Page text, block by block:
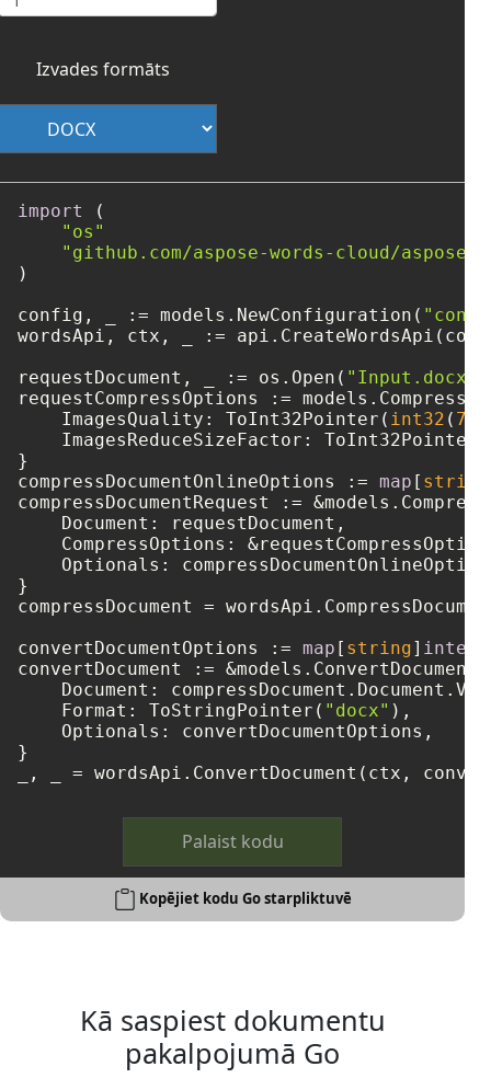
Izvades formāts
import
(
"os"
"github.com/aspose-words-cloud/
)
config, _ := models.NewConfiguration(
wordsApi, ctx, _ :=
requestDocument, _ := os.Open( "Input.docx"
requestCompressOptions :=
    ImagesQuality: ToInt32Pointer(
int32 ( 75
    ImagesReduceSizeFactor: ToInt32Pointer(
}
compressDocumentOnlineOptions := map [ string
compressDocumentRequest :=
    Document: requestDocument,
CompressOptions:
Optionals:
}
compressDocument =
convertDocumentOptions := map [ string]
convertDocument :=
Document:
    Format: ToStringPointer(
"docx" ),
    Optionals: convertDocumentOptions,
}
_, _ = wordsApi.ConvertDocument(ctx,
Palaist kodu
Kopējiet kodu Go starpliktuvē
Kā saspiest dokumentu
pakalpojumā Go